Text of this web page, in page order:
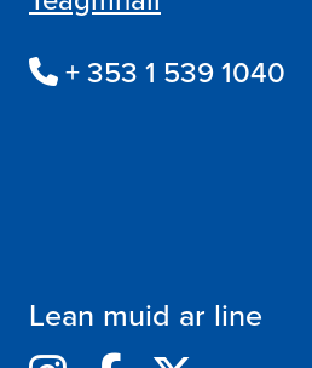
+ 353 1 539 1040
Lean muid ar line